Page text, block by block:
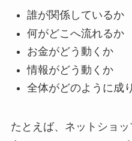
誰が関係しているか
何がどこへ流れるか
お金がどう動くか
情報がどう動くか
全体がどのように成
たとえば、ネットショ